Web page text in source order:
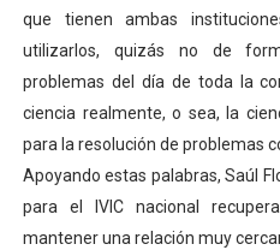
que tienen ambas
utilizarlos, quizás no de
problemas del día de toda la
ciencia realmente, o sea, la
para la resolución de problemas
Apoyando estas palabras, Saúl
para el IVIC nacional
mantener una relación muy